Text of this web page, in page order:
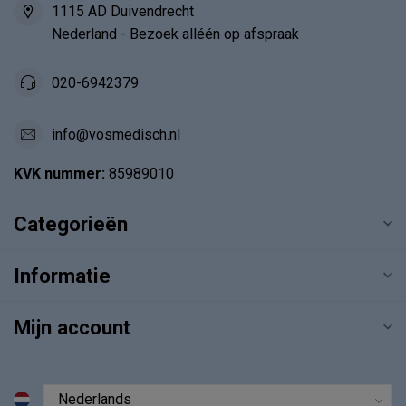
1115 AD Duivendrecht
Nederland - Bezoek alléén op afspraak
020-6942379
info@vosmedisch.nl
KVK nummer: 85989010
Categorieën
Informatie
Mijn account